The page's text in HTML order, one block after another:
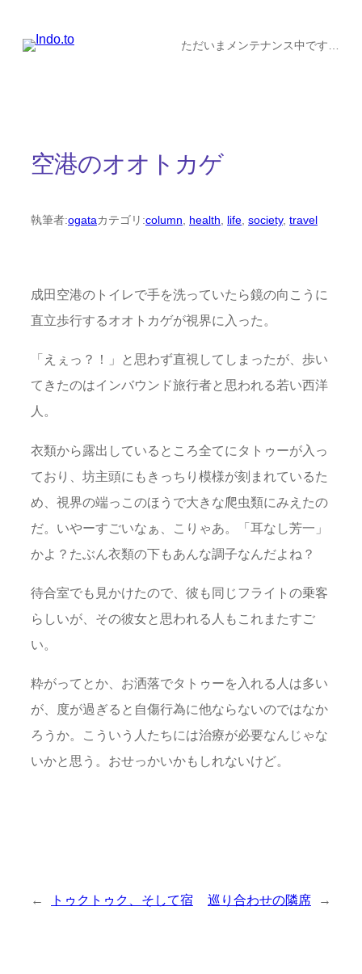
ただいまメンテナンス中です…
空港のオオトカゲ
執筆者:ogataカテゴリ:column, health, life, society, travel
成田空港のトイレで手を洗っていたら鏡の向こうに
直立歩行するオオトカゲが視界に入った。
「えぇっ？！」と思わず直視してしまったが、歩い
てきたのはインバウンド旅行者と思われる若い西洋
人。
衣類から露出しているところ全てにタトゥーが入っ
ており、坊主頭にもきっちり模様が刻まれているた
め、視界の端っこのほうで大きな爬虫類にみえたの
だ。いやーすごいなぁ、こりゃあ。「耳なし芳一」
かよ？たぶん衣類の下もあんな調子なんだよね？
待合室でも見かけたので、彼も同じフライトの乗客
らしいが、その彼女と思われる人もこれまたすご
い。
粋がってとか、お洒落でタトゥーを入れる人は多い
が、度が過ぎると自傷行為に他ならないのではなか
ろうか。こういう人たちには治療が必要なんじゃな
いかと思う。おせっかいかもしれないけど。
← トゥクトゥク、そして宿 巡り合わせの隣席 →